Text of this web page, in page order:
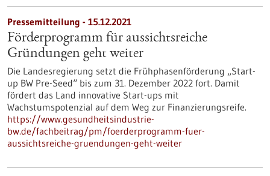
Pressemitteilung - 15.12.2021
Förderprogramm für aussichtsreiche
Gründungen geht weiter
Die Landesregierung setzt die Frühphasenförderung „Start-
up BW Pre-Seed“ bis zum 31. Dezember 2022 fort. Damit
fördert das Land innovative Start-ups mit
Wachstumspotenzial auf dem Weg zur Finanzierungsreife.
https://www.gesundheitsindustrie-
bw.de/fachbeitrag/pm/foerderprogramm-fuer-
aussichtsreiche-gruendungen-geht-weiter